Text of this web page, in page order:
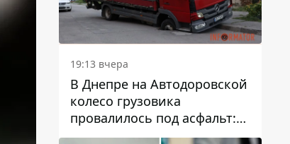
19:13 вчера
В Днепре на Автодоровской
колесо грузовика
провалилось под асфальт:
движение заблокировано